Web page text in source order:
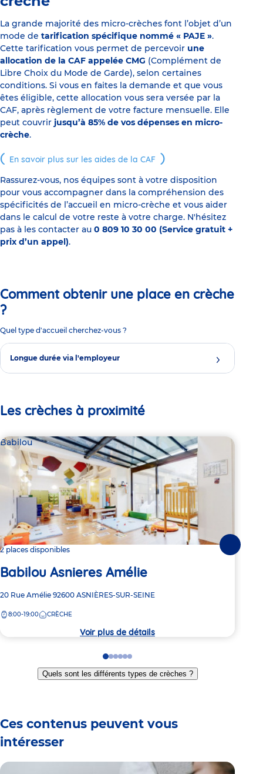
La grande majorité des micro-crèches font l’objet d’un
mode de tarification spécifique nommé « PAJE ».
Cette tarification vous permet de percevoir une
allocation de la CAF appelée CMG (Complément de
Libre Choix du Mode de Garde), selon certaines
conditions. Si vous en faites la demande et que vous
êtes éligible, cette allocation vous sera versée par la
CAF, après règlement de votre facture mensuelle. Elle
peut couvrir jusqu’à 85% de vos dépenses en micro-
crèche.
En savoir plus sur les aides de la CAF
Rassurez-vous, nos équipes sont à votre disposition
pour vous accompagner dans la compréhension des
spécificités de l’accueil en micro-crèche et vous aider
dans le calcul de votre reste à votre charge. N'hésitez
pas à les contacter au 0 809 10 30 00 (Service gratuit +
prix d’un appel).
Comment obtenir une place en crèche
?
Quel type d'accueil cherchez-vous ?
Longue durée via l'employeur
Les crèches à proximité
Babilou
2 places disponibles
Babilou Asnieres Amélie
Adresse
la
20 Rue Amélie 92600 ASNIÈRES-SUR-SEINE
8:00-19:00 CRÈCHE
Voir plus de détails
Go
to
slide
Go
to
slide
Go
to
slide
Go
to
slide
Go
to
slide
Go
to
slide
Quels sont les différents types de crèches ?
Ces contenus peuvent vous
intéresser